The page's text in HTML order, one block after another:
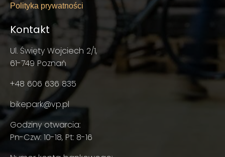
Polityka prywatności
Kontakt
Ul. Święty Wojciech 2/1,
61-749 Poznań
+48 606 636 835
bikepark@vp.pl
Godziny otwarcia:
Pn-Czw: 10-18, Pt: 8-16